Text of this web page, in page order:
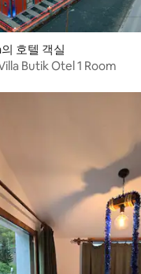
), 후기 39개
호텔 객실
Butik Otel 1 Room